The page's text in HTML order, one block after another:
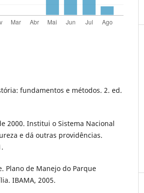
fundamentos e métodos. 2. ed.
2000. Institui o Sistema Nacional
e dá outras providências.
Plano de Manejo do Parque
IBAMA, 2005.